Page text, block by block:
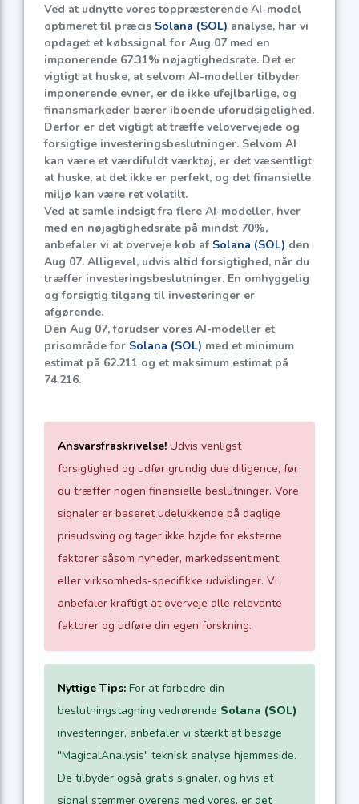
Ved at udnytte vores toppræsterende AI-model
optimeret til præcis Solana (SOL) analyse, har vi
opdaget et købssignal for Aug 07 med en
imponerende 67.31% nøjagtighedsrate. Det er
vigtigt at huske, at selvom AI-modeller tilbyder
imponerende evner, er de ikke ufejlbarlige, og
finansmarkeder bærer iboende uforudsigelighed.
Derfor er det vigtigt at træffe velovervejede og
forsigtige investeringsbeslutninger. Selvom AI
kan være et værdifuldt værktøj, er det væsentligt
at huske, at det ikke er perfekt, og det finansielle
miljø kan være ret volatilt.
Ved at samle indsigt fra flere AI-modeller, hver
med en nøjagtighedsrate på mindst 70%,
anbefaler vi at overveje køb af Solana (SOL) den
Aug 07. Alligevel, udvis altid forsigtighed, når du
træffer investeringsbeslutninger. En omhyggelig
og forsigtig tilgang til investeringer er
afgørende.
Den Aug 07, forudser vores AI-modeller et
prisområde for Solana (SOL) med et minimum
estimat på 62.211 og et maksimum estimat på
74.216.
Ansvarsfraskrivelse! Udvis venligst
forsigtighed og udfør grundig due diligence, før
du træffer nogen finansielle beslutninger. Vore
signaler er baseret udelukkende på daglige
prisudsving og tager ikke højde for eksterne
faktorer såsom nyheder, markedssentiment
eller virksomheds-specifikke udviklinger. Vi
anbefaler kraftigt at overveje alle relevante
faktorer og udføre din egen forskning.
Nyttige Tips: For at forbedre din
beslutningstagning vedrørende Solana (SOL)
investeringer, anbefaler vi stærkt at besøge
"MagicalAnalysis" teknisk analyse hjemmeside.
De tilbyder også gratis signaler, og hvis et
signal stemmer overens med vores, er det